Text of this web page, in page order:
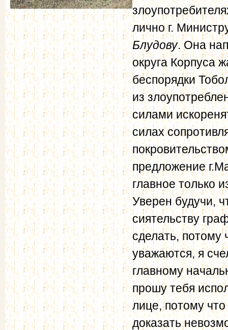
лично г.
Блудову. Она
округа Корпуса
беспорядки
из
силами
силах
предложение
главное только
Уверен будучи,
сиятельству
сделать, потому
уважаются, я
главному
прошу тебя
лице, потому
доказать